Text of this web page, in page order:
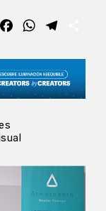
FacebookWhatsApp